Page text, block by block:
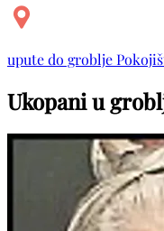
upute do groblje
Ukopani u